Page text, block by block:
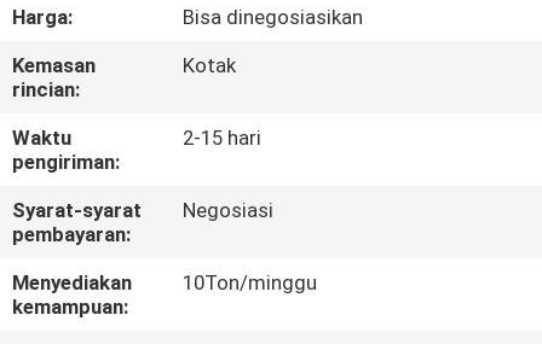
KONTROL
KUALITAS
HUBUNGI
KAMI
BERITA
Harga:
Bisa dinegosiasikan
Kemasan
rincian:
Kotak
Waktu
pengiriman:
2-15 hari
Syarat-syarat
pembayaran:
Negosiasi
Menyediakan
kemampuan:
10Ton/minggu